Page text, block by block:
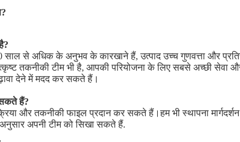
साल से अधिक के अनुभव के कारखाने हैं, उत्पाद उच्च गुणवत्ता और
तकनीकी टीम भी है, आपकी परियोजना के लिए सबसे अच्छी
देने में मदद कर सकते हैं।
सकते हैं?
और तकनीकी फाइल प्रदान कर सकते हैं।हम भी स्थापना
अपनी टीम को सिखा सकते हैं.